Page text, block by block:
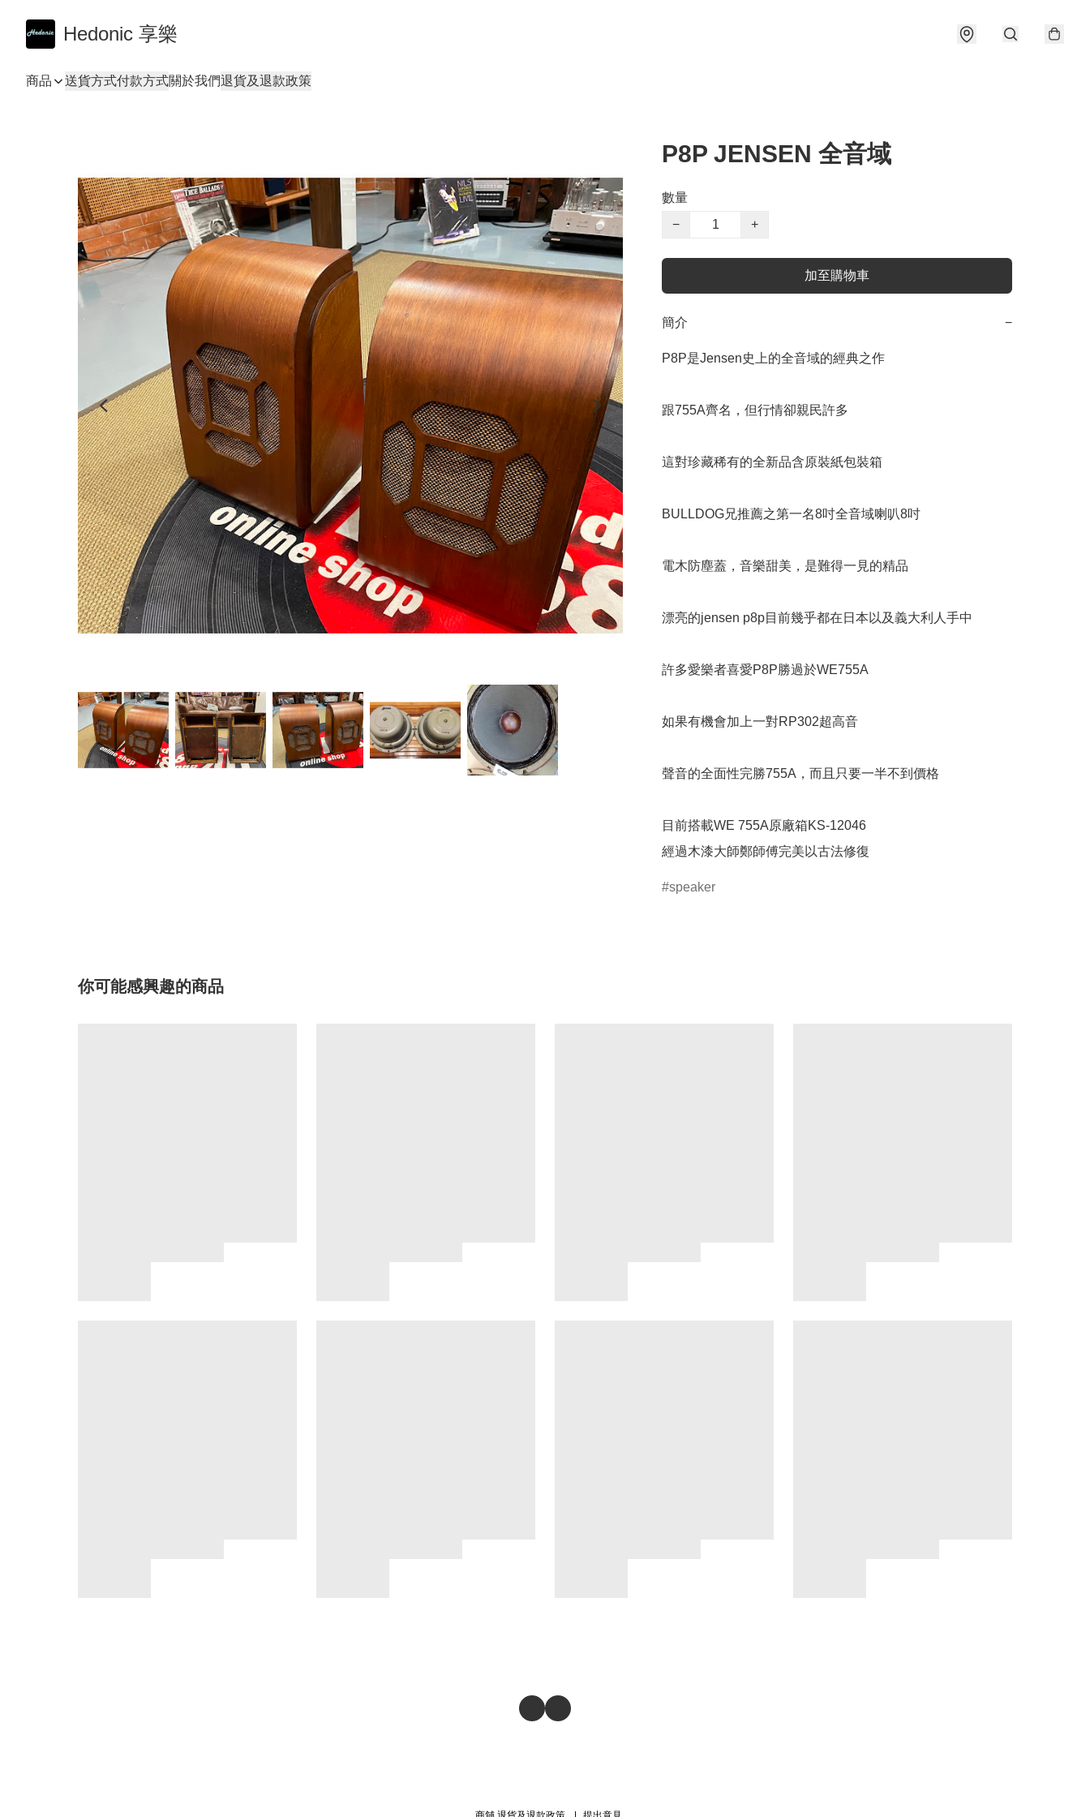
Hedonic 享樂
商品 送貨方式付款方式關於我們退貨及退款政策
P8P JENSEN 全音域
數量
−
+
加至購物車
簡介 −
P8P是Jensen史上的全音域的經典之作
跟755A齊名，但行情卻親民許多
這對珍藏稀有的全新品含原裝紙包裝箱
BULLDOG兄推薦之第一名8吋全音域喇叭8吋
電木防塵蓋，音樂甜美，是難得一見的精品
漂亮的jensen p8p目前幾乎都在日本以及義大利人手中
許多愛樂者喜愛P8P勝過於WE755A
如果有機會加上一對RP302超高音
聲音的全面性完勝755A，而且只要一半不到價格
目前搭載WE 755A原廠箱KS-12046
經過木漆大師鄭師傅完美以古法修復
speaker
你可能感興趣的商品